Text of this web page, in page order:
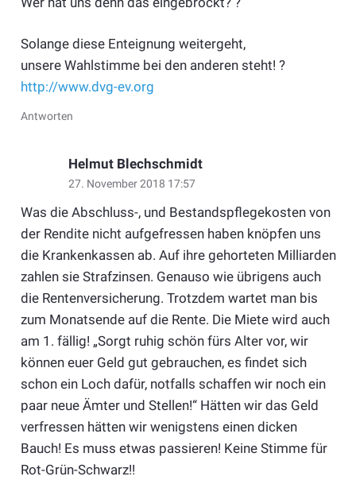
Solange diese Enteignung weitergeht,
unsere Wahlstimme bei den anderen steht! ?
http://www.dvg-ev.org
Antworten
Helmut Blechschmidt
27. November 2018 17:57
Was die Abschluss-, und Bestandspflegekosten von
der Rendite nicht aufgefressen haben knöpfen uns
die Krankenkassen ab. Auf ihre gehorteten Milliarden
zahlen sie Strafzinsen. Genauso wie übrigens auch
die Rentenversicherung. Trotzdem wartet man bis
zum Monatsende auf die Rente. Die Miete wird auch
am 1. fällig! „Sorgt ruhig schön fürs Alter vor, wir
können euer Geld gut gebrauchen, es findet sich
schon ein Loch dafür, notfalls schaffen wir noch ein
paar neue Ämter und Stellen!“ Hätten wir das Geld
verfressen hätten wir wenigstens einen dicken
Bauch! Es muss etwas passieren! Keine Stimme für
Rot-Grün-Schwarz!!